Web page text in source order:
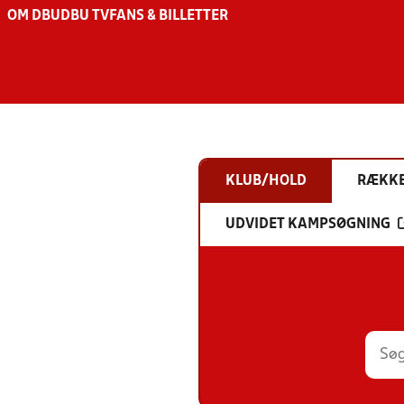
OM DBU DBU TV FANS & BILLETTER
KLUB/HOLD
UDVIDET KAMPSØGNING